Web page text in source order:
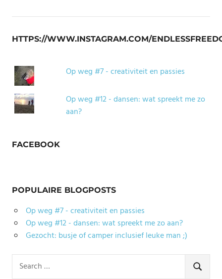
HTTPS://WWW.INSTAGRAM.COM/
Op weg #7 - creativiteit en passies
Op weg #12 - dansen: wat spreekt me zo
aan?
FACEBOOK
POPULAIRE BLOGPOSTS
Op weg #7 - creativiteit en passies
Op weg #12 - dansen: wat spreekt me zo aan?
Gezocht: busje of camper inclusief leuke man ;)
for:
SEARCH